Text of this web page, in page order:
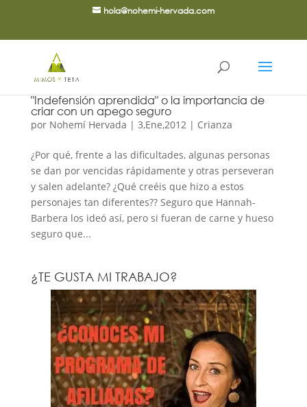
hola@nohemi-hervada.com
"Indefensión aprendida" o la importancia de
criar con un apego seguro
por Nohemí Hervada | 3,Ene,2012| Crianza
¿Por qué, frente a las dificultades, algunas personas
se dan por vencidas rápidamente y otras perseveran
y salen adelante? ¿Qué creéis que hizo a estos
personajes tan diferentes?? Seguro que Hannah-
Barbera los ideó así, pero si fueran de carne y hueso
seguro que...
¿TE GUSTA MI TRABAJO?